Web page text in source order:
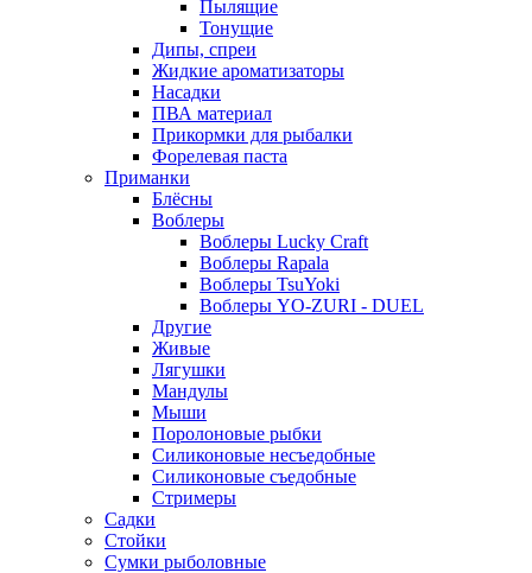
Пылящие
Тонущие
Дипы, спреи
Жидкие ароматизаторы
Насадки
ПВА материал
Прикормки для рыбалки
Форелевая паста
Приманки
Блёсны
Воблеры
Воблеры Lucky Craft
Воблеры Rapala
Воблеры TsuYoki
Воблеры YO-ZURI - DUEL
Другие
Живые
Лягушки
Мандулы
Мыши
Поролоновые рыбки
Силиконовые несъедобные
Силиконовые съедобные
Стримеры
Садки
Стойки
Сумки рыболовные